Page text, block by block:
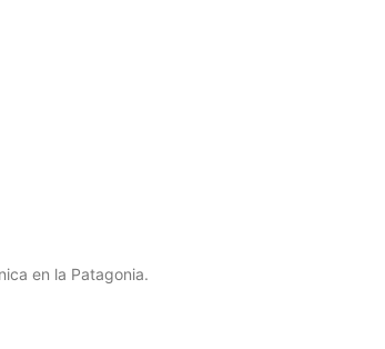
en la Patagonia.